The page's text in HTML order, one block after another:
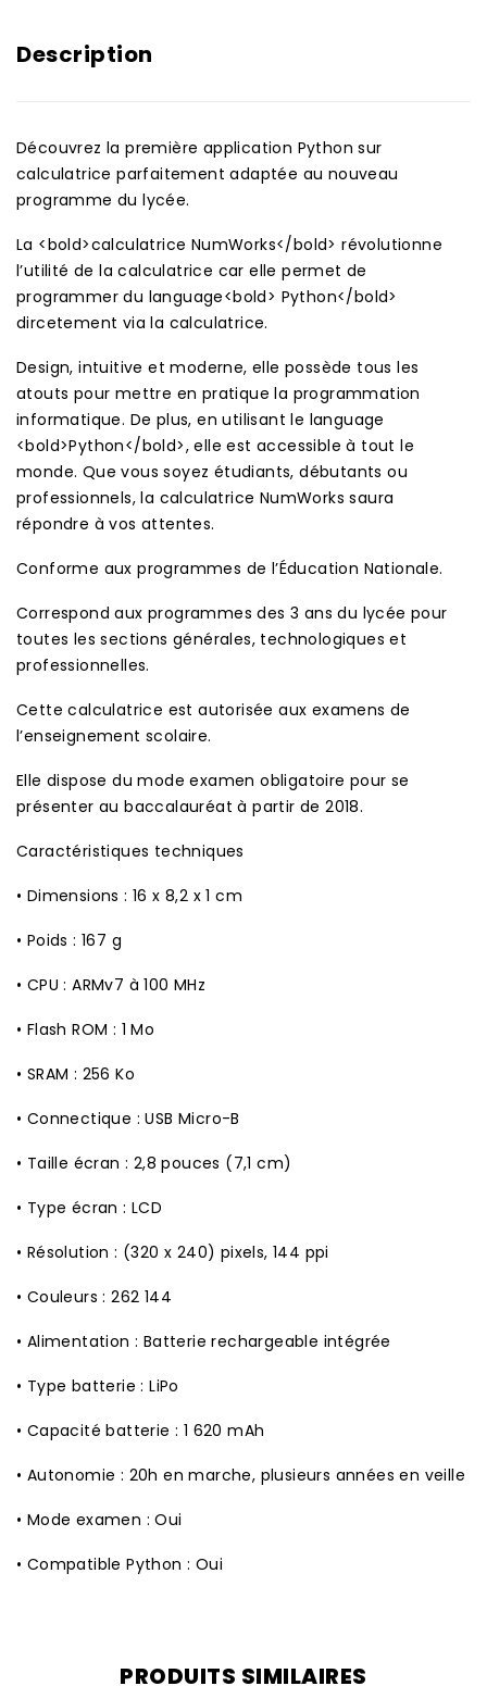
Description
Découvrez la première application Python sur
calculatrice parfaitement adaptée au nouveau
programme du lycée.
La <bold>calculatrice NumWorks</bold> révolutionne
l’utilité de la calculatrice car elle permet de
programmer du language<bold> Python</bold>
dircetement via la calculatrice.
Design, intuitive et moderne, elle possède tous les
atouts pour mettre en pratique la programmation
informatique. De plus, en utilisant le language
<bold>Python</bold>, elle est accessible à tout le
monde. Que vous soyez étudiants, débutants ou
professionnels, la calculatrice NumWorks saura
répondre à vos attentes.
Conforme aux programmes de l’Éducation Nationale.
Correspond aux programmes des 3 ans du lycée pour
toutes les sections générales, technologiques et
professionnelles.
Cette calculatrice est autorisée aux examens de
l’enseignement scolaire.
Elle dispose du mode examen obligatoire pour se
présenter au baccalauréat à partir de 2018.
Caractéristiques techniques
• Dimensions : 16 x 8,2 x 1 cm
• Poids : 167 g
• CPU : ARMv7 à 100 MHz
• Flash ROM : 1 Mo
• SRAM : 256 Ko
• Connectique : USB Micro-B
• Taille écran : 2,8 pouces (7,1 cm)
• Type écran : LCD
• Résolution : (320 x 240) pixels, 144 ppi
• Couleurs : 262 144
• Alimentation : Batterie rechargeable intégrée
• Type batterie : LiPo
• Capacité batterie : 1 620 mAh
• Autonomie : 20h en marche, plusieurs années en veille
• Mode examen : Oui
• Compatible Python : Oui
PRODUITS SIMILAIRES